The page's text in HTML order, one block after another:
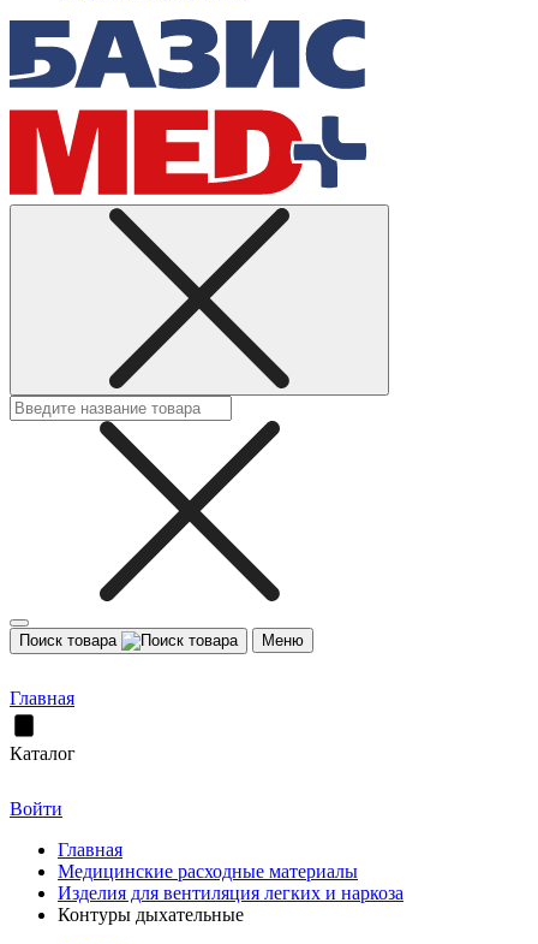
Поиск товара Меню
Главная
Каталог
Войти
Главная
Медицинские расходные материалы
Изделия для вентиляция легких и наркоза
Контуры дыхательные